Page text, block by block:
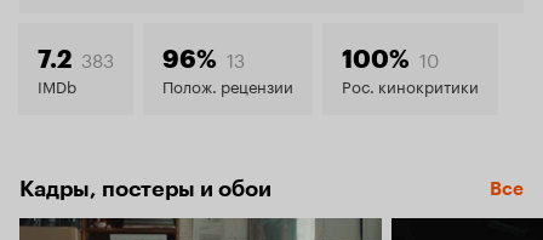
8.0
7.2 383
IMDb
96% 13
Полож. рецензии
100% 10
Рос. кинокритики
Кадры, постеры и обои Все